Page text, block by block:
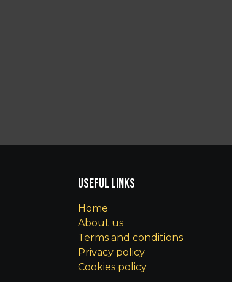
Useful Links
Home
About us
Terms and conditions
Privacy policy
Cookies policy